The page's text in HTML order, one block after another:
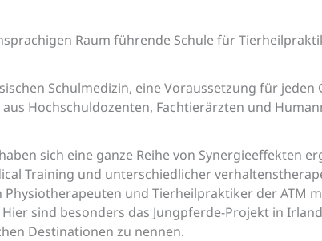
Raum führende Schule für
Schulmedizin, eine Voraussetzung für
Hochschuldozenten, Fachtierärzten und
sich eine ganze Reihe von Synergieeffekten
Training und unterschiedlicher
und Tierheilpraktiker der ATM
sind besonders das Jungpferde-Projekt in
Destinationen zu nennen.